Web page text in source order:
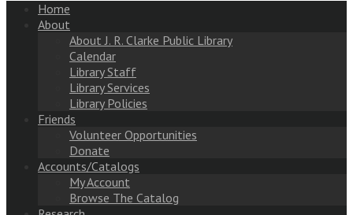
Home
About
About J. R. Clarke Public Library
Calendar
Library Staff
Library Services
Library Policies
Friends
Volunteer Opportunities
Donate
Accounts/Catalogs
My Account
Browse The Catalog